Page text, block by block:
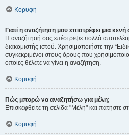
Κορυφή
Γιατί η αναζήτηση μου επιστρέφει μια κενή
Η αναζήτησή σας επέστρεψε πολλά
διακομιστής ιστού. Χρησιμοποιήστε την
συγκεκριμένοι στους όρους που
οποίες θέλετε να γίνει η αναζήτηση.
Κορυφή
Πώς μπορώ να αναζητήσω για μέλη;
Επισκεφθείτε τη σελίδα "Μέλη" και πατήστε
Κορυφή